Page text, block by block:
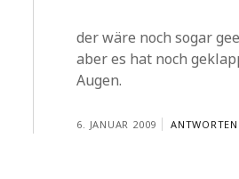
der wäre noch sogar
aber es hat noch
Augen.
6. JANUAR 2009 ANTWORTEN